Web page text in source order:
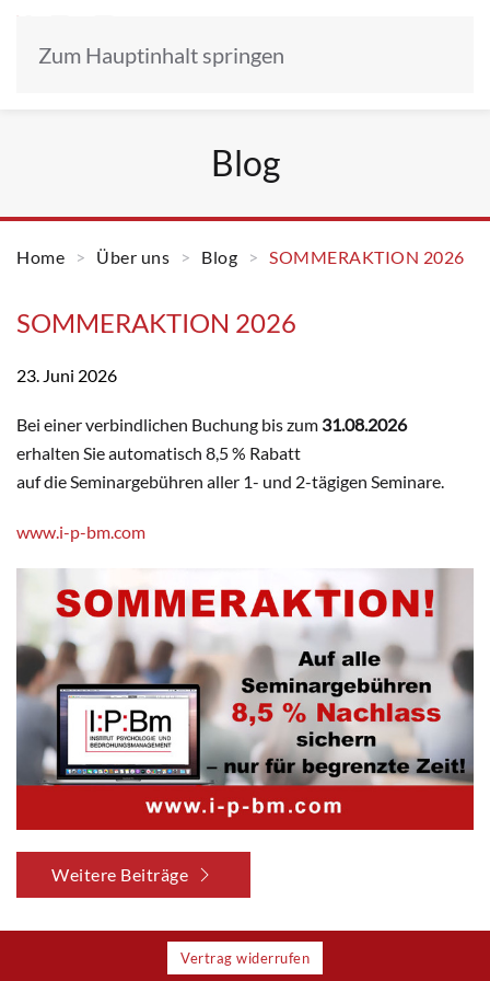
Zum Hauptinhalt springen
Blog
Home Über uns Blog SOMMERAKTION 2026
SOMMERAKTION 2026
23. Juni 2026
Bei einer verbindlichen Buchung bis zum 31.08.2026
erhalten Sie automatisch 8,5 % Rabatt
auf die Seminargebühren aller 1- und 2-tägigen Seminare.
www.i-p-bm.com
Weitere Beiträge
Vertrag widerrufen